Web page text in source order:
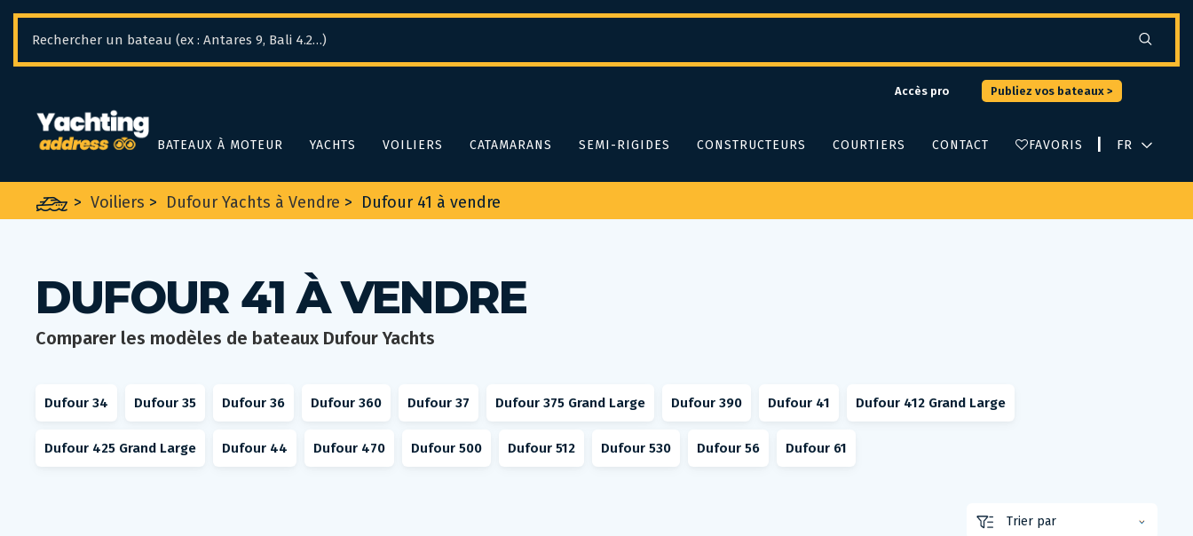
Accès pro Publiez vos bateaux >
BATEAUX À MOTEUR YACHTS VOILIERS CATAMARANS SEMI-RIGIDES CONSTRUCTEURS COURTIERS CONTACT FAVORIS
> Voiliers > Dufour Yachts à Vendre > Dufour 41 à vendre
DUFOUR 41 À VENDRE
Comparer les modèles de bateaux Dufour Yachts
Dufour 34 Dufour 35 Dufour 36 Dufour 360 Dufour 37 Dufour 375 Grand Large Dufour 390 Dufour 41 Dufour 412 Grand Large
Dufour 425 Grand Large Dufour 44 Dufour 470 Dufour 500 Dufour 512 Dufour 530 Dufour 56 Dufour 61
Panneau de gestion des cookies